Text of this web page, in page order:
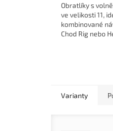
Obratlíky s
ve velikosti 11,
kombinované
Chod Rig nebo
Varianty